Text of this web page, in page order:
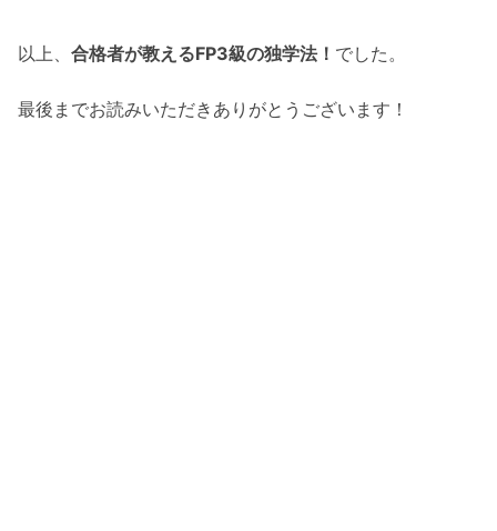
以上、 合格者が教えるFP3級の独学法！ でした。
最後までお読みいただきありがとうございます！